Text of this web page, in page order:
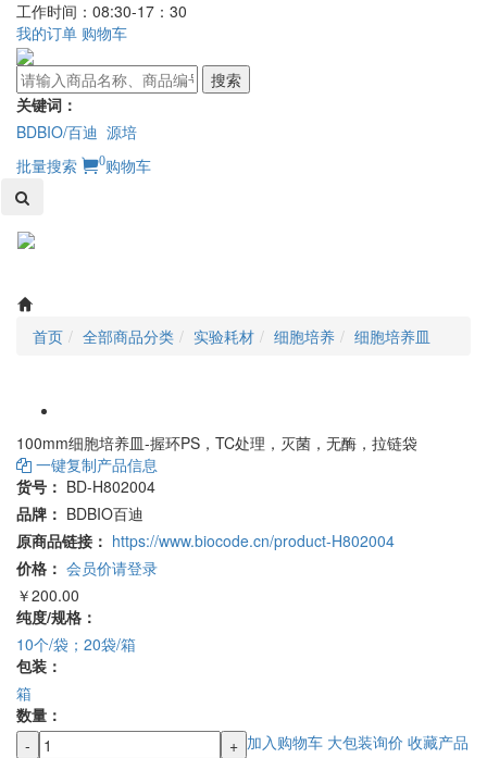
工作时间：08:30-17：30
我的订单 购物车
搜索
关键词：
BDBIO/百迪 源培
批量搜索
0购物车
首页 全部商品分类 实验耗材 细胞培养 细胞培养皿
100mm细胞培养皿-握环PS，TC处理，灭菌，无酶，拉链袋
一键复制产品信息
货号： BD-H802004
品牌： BDBIO百迪
原商品链接： https://www.biocode.cn/product-H802004
价格： 会员价请登录
￥200.00
纯度/规格：
10个/袋；20袋/箱
包装：
箱
数量：
-
+ 加入购物车 大包装询价 收藏产品